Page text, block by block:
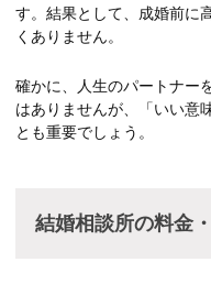
す。結果として、成婚前に
くありません。
確かに、人生のパートナー
はありませんが、「いい意
とも重要でしょう。
結婚相談所の料金